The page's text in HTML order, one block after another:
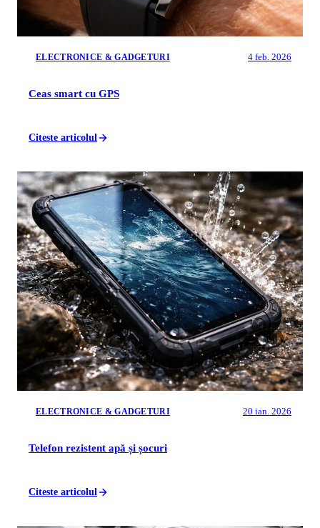
ELECTRONICE & GADGETURI 4 feb. 2026
Ceas smart cu GPS
Citeste articolul
ELECTRONICE & GADGETURI 20 ian. 2026
Telefon rezistent apă și șocuri
Citeste articolul